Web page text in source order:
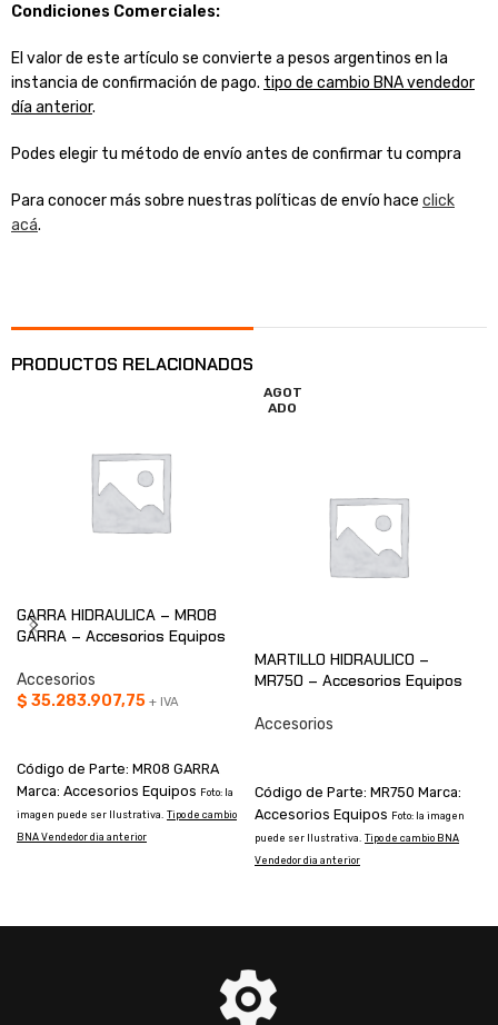
Condiciones Comerciales:
El valor de este artículo se convierte a pesos argentinos en la
instancia de confirmación de pago. tipo de cambio BNA vendedor
día anterior.
Podes elegir tu método de envío antes de confirmar tu compra
Para conocer más sobre nuestras políticas de envío hace click
acá.
PRODUCTOS RELACIONADOS
GARRA HIDRAULICA – MR08
GARRA – Accesorios Equipos
Accesorios
$ 35.283.907,75 + IVA
Código de Parte: MR08 GARRA
Marca: Accesorios Equipos Foto: la
imagen puede ser Ilustrativa. Tipo de cambio
BNA Vendedor dia anterior
AGOT
ADO
MARTILLO HIDRAULICO –
MR750 – Accesorios Equipos
Accesorios
Código de Parte: MR750 Marca:
Accesorios Equipos Foto: la imagen
puede ser Ilustrativa. Tipo de cambio BNA
Vendedor dia anterior